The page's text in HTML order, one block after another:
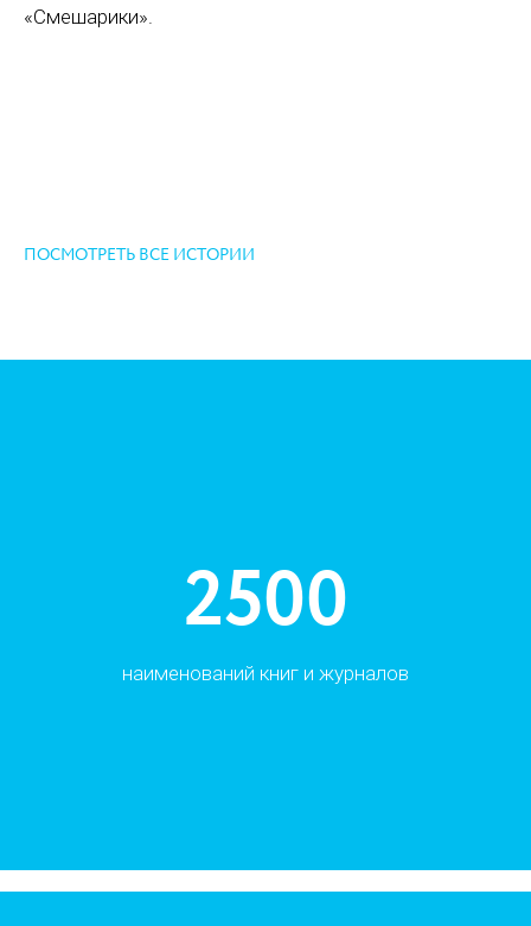
«Смешарики».
ПОСМОТРЕТЬ ВСЕ ИСТОРИИ
2500
наименований книг и журналов
https://www.high-endrolex.com/45